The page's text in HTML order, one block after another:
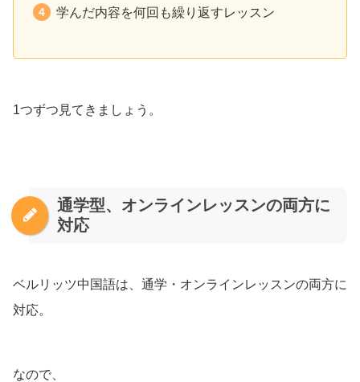
学んだ内容を何回も繰り返すレッスン
1つずつ見てきましょう。
通学型、オンラインレッスンの両方に
対応
ベルリッツ中国語は、通学・オンラインレッスンの両方に
対応。
なので、